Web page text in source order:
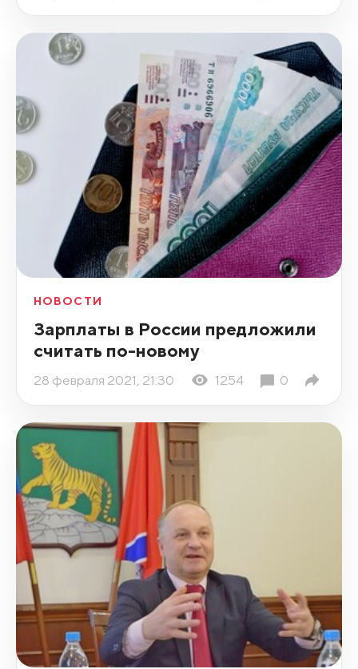
НОВОСТИ
Зарплаты в России предложили
считать по-новому
28 февраля 2021, 21:30 1254 0